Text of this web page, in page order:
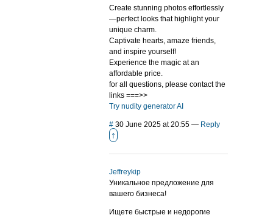
Create stunning photos effortlessly
—perfect looks that highlight your
unique charm.
Captivate hearts, amaze friends,
and inspire yourself!
Experience the magic at an
affordable price.
for all questions, please contact the
links ===>>
Try nudity generator AI
# 30 June 2025 at 20:55 — Reply
↑
Jeffreykip
Уникальное предложение для
вашего бизнеса!
Ищете быстрые и недорогие